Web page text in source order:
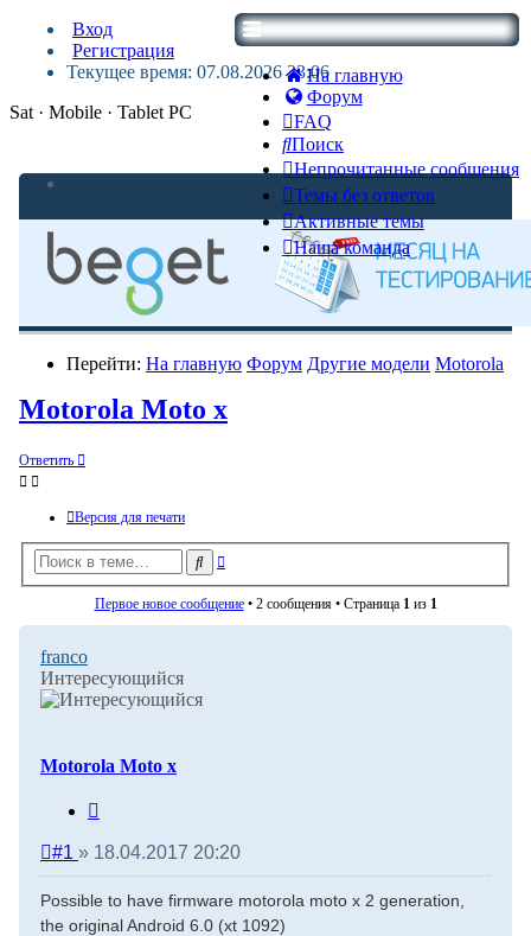
На главную
Форум
FAQ
Поиск
Непрочитанные сообщения
Темы без ответов
Активные темы
Наша команда
Вход
Регистрация
Текущее время: 07.08.2026 23:06
Sat · Mobile · Tablet PC
Перейти: На главную Форум Другие модели Motorola
Motorola Moto x
Ответить
Версия для печати
Поиск
Первое новое сообщение• 2 сообщения • Страница 1 из 1
franco
Интересующийся
Motorola Moto x
Непрочитанное
сообщение
#1 » 18.04.2017 20:20
Possible to have firmware motorola moto x 2 generation,
the original Android 6.0 (xt 1092)